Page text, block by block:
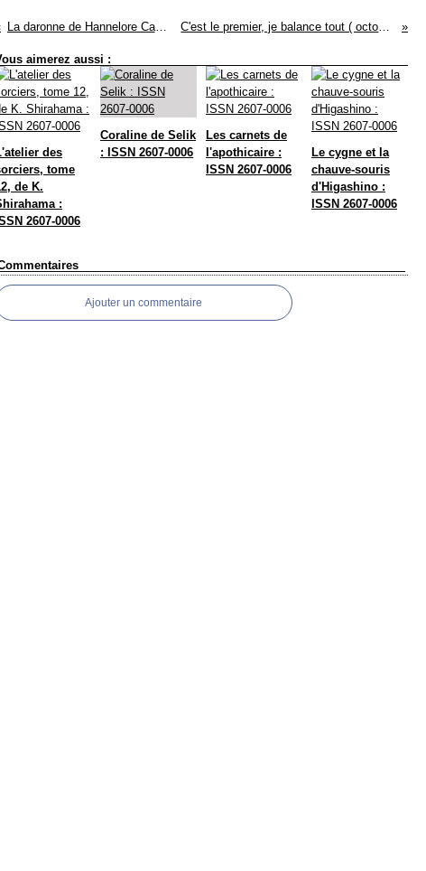
La daronne de Hannelore Cayre : ISSN 2607-0006 C'est le premier, je balance tout ( octobre 2018) : ISSN 2607-0006
aimerez aussi :
des
tome
de K.
:
2607-0006
Coraline de Selik
: ISSN 2607-0006
Les carnets de
l'apothicaire :
ISSN 2607-0006
Le cygne et la
chauve-souris
d'Higashino :
ISSN 2607-0006
Ajouter un commentaire